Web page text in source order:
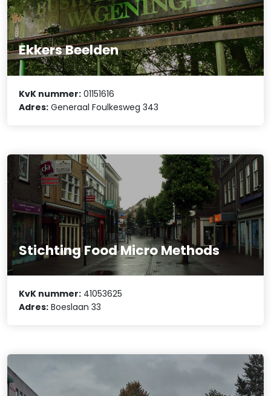
Ekkers Beelden
KvK nummer: 01151616
Adres: Generaal Foulkesweg 343
Stichting Food Micro Methods
KvK nummer: 41053625
Adres: Boeslaan 33